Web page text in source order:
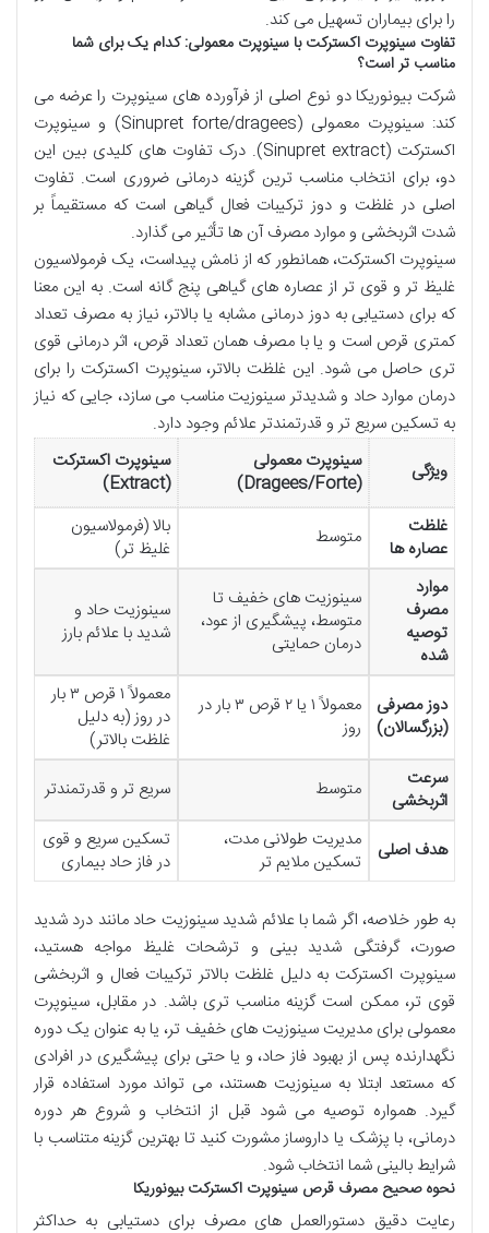
را برای بیماران تسهیل می کند.
تفاوت سینوپرت اکسترکت با سینوپرت معمولی: کدام یک برای شما
مناسب تر است؟
شرکت بیونوریکا دو نوع اصلی از فرآورده های سینوپرت را عرضه می
کند: سینوپرت معمولی (Sinupret forte/dragees) و سینوپرت
اکسترکت (Sinupret extract). درک تفاوت های کلیدی بین این
دو، برای انتخاب مناسب ترین گزینه درمانی ضروری است. تفاوت
اصلی در غلظت و دوز ترکیبات فعال گیاهی است که مستقیماً بر
شدت اثربخشی و موارد مصرف آن ها تأثیر می گذارد.
سینوپرت اکسترکت، همانطور که از نامش پیداست، یک فرمولاسیون
غلیظ تر و قوی تر از عصاره های گیاهی پنج گانه است. به این معنا
که برای دستیابی به دوز درمانی مشابه یا بالاتر، نیاز به مصرف تعداد
کمتری قرص است و یا با مصرف همان تعداد قرص، اثر درمانی قوی
تری حاصل می شود. این غلظت بالاتر، سینوپرت اکسترکت را برای
درمان موارد حاد و شدیدتر سینوزیت مناسب می سازد، جایی که نیاز
به تسکین سریع تر و قدرتمندتر علائم وجود دارد.
ویژگی
سینوپرت معمولی
(Dragees/Forte)
سینوپرت اکسترکت
(Extract)
غلظت
عصاره ها
متوسط
بالا (فرمولاسیون
غلیظ تر)
موارد
مصرف
توصیه
شده
سینوزیت های خفیف تا
متوسط، پیشگیری از عود،
درمان حمایتی
سینوزیت حاد و
شدید با علائم بارز
دوز مصرفی
(بزرگسالان)
معمولاً ۱ یا ۲ قرص ۳ بار در
روز
معمولاً ۱ قرص ۳ بار
در روز (به دلیل
غلظت بالاتر)
سرعت
اثربخشی
متوسط سریع تر و قدرتمندتر
هدف اصلی
مدیریت طولانی مدت،
تسکین ملایم تر
تسکین سریع و قوی
در فاز حاد بیماری
به طور خلاصه، اگر شما با علائم شدید سینوزیت حاد مانند درد شدید
صورت، گرفتگی شدید بینی و ترشحات غلیظ مواجه هستید،
سینوپرت اکسترکت به دلیل غلظت بالاتر ترکیبات فعال و اثربخشی
قوی تر، ممکن است گزینه مناسب تری باشد. در مقابل، سینوپرت
معمولی برای مدیریت سینوزیت های خفیف تر، یا به عنوان یک دوره
نگهدارنده پس از بهبود فاز حاد، و یا حتی برای پیشگیری در افرادی
که مستعد ابتلا به سینوزیت هستند، می تواند مورد استفاده قرار
گیرد. همواره توصیه می شود قبل از انتخاب و شروع هر دوره
درمانی، با پزشک یا داروساز مشورت کنید تا بهترین گزینه متناسب با
شرایط بالینی شما انتخاب شود.
نحوه صحیح مصرف قرص سینوپرت اکسترکت بیونوریکا
رعایت دقیق دستورالعمل های مصرف برای دستیابی به حداکثر